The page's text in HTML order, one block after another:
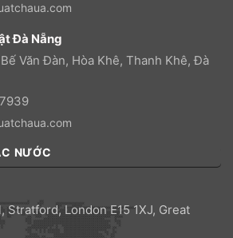
Đà Nẵng
Văn Đàn, Hòa Khê, Thanh Khê, Đà
NƯỚC
Stratford, London E15 1XJ, Great